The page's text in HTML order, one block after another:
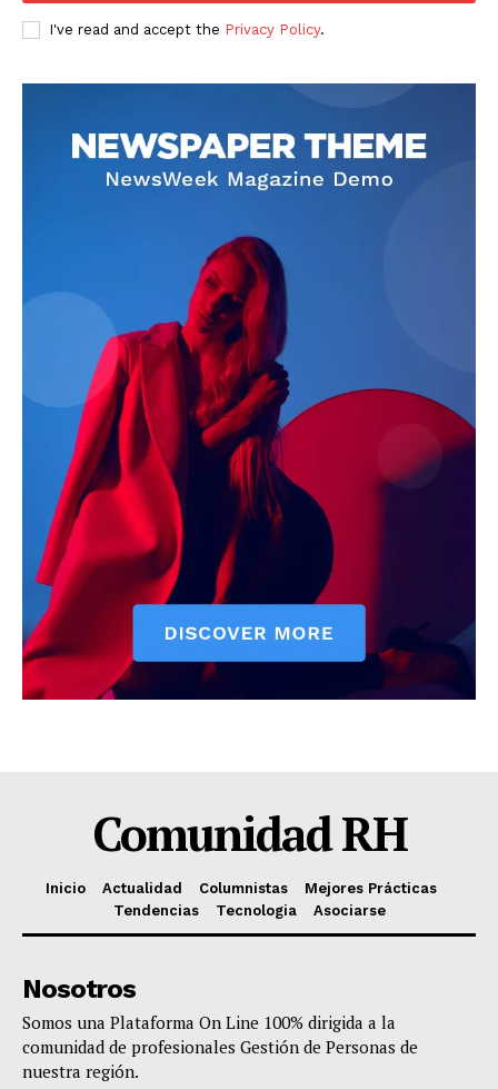
I've read and accept the Privacy Policy.
Comunidad RH
Inicio Actualidad Columnistas
Mejores Prácticas
Tendencias
Tecnologia Asociarse
Nosotros
Somos una Plataforma On Line 100% dirigida a la
comunidad de profesionales Gestión de Personas de
nuestra región.